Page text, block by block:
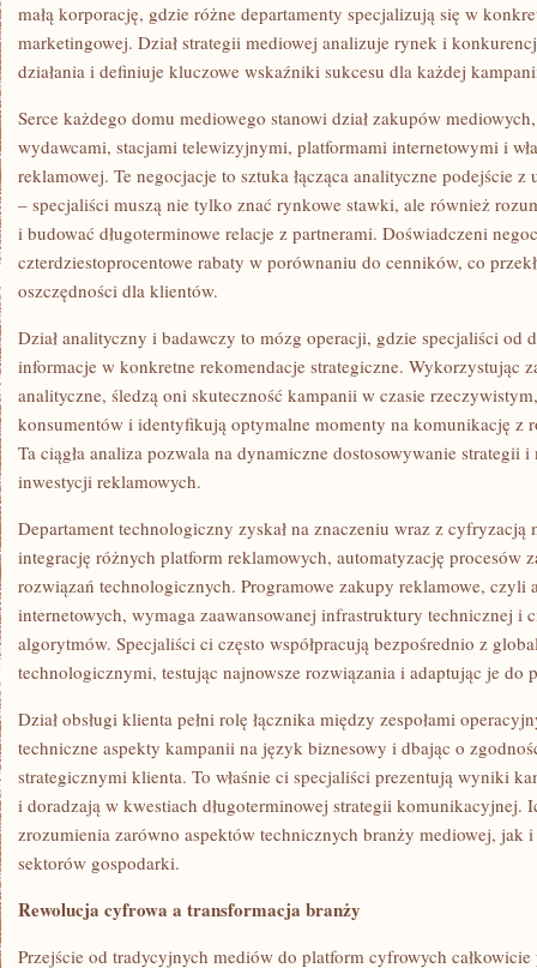
małą korporację, gdzie różne departamenty specjalizują się w
marketingowej. Dział strategii mediowej analizuje rynek i
działania i definiuje kluczowe wskaźniki sukcesu dla każdej
Serce każdego domu mediowego stanowi dział zakupów
wydawcami, stacjami telewizyjnymi, platformami internetowymi i
reklamowej. Te negocjacje to sztuka łącząca analityczne podejście
– specjaliści muszą nie tylko znać rynkowe stawki, ale również
i budować długoterminowe relacje z partnerami. Doświadczeni
czterdziestoprocentowe rabaty w porównaniu do cenników, co
oszczędności dla klientów.
Dział analityczny i badawczy to mózg operacji, gdzie specjaliści od
informacje w konkretne rekomendacje strategiczne. Wykorzystując
analityczne, śledzą oni skuteczność kampanii w czasie
konsumentów i identyfikują optymalne momenty na komunikację z
Ta ciągła analiza pozwala na dynamiczne dostosowywanie strategii
inwestycji reklamowych.
Departament technologiczny zyskał na znaczeniu wraz z cyfryzacją
integrację różnych platform reklamowych, automatyzację procesów
rozwiązań technologicznych. Programowe zakupy reklamowe, czyli
internetowych, wymaga zaawansowanej infrastruktury technicznej i
algorytmów. Specjaliści ci często współpracują bezpośrednio z
technologicznymi, testując najnowsze rozwiązania i adaptując je do
Dział obsługi klienta pełni rolę łącznika między zespołami
techniczne aspekty kampanii na język biznesowy i dbając o
strategicznymi klienta. To właśnie ci specjaliści prezentują wyniki
i doradzają w kwestiach długoterminowej strategii komunikacyjnej.
zrozumienia zarówno aspektów technicznych branży mediowej, jak
sektorów gospodarki.
Rewolucja cyfrowa a transformacja branży
Przejście od tradycyjnych mediów do platform cyfrowych całkowicie